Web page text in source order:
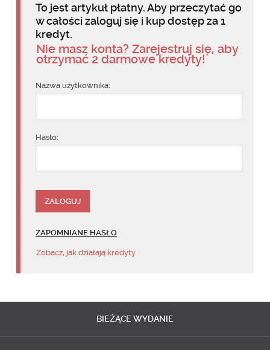
To jest artykuł płatny. Aby przeczytać go
w całości zaloguj się i kup dostęp za 1
kredyt.
Nie masz konta? Zarejestruj się, aby
otrzymać 2 darmowe kredyty!
Nazwa użytkownika:
Hasło:
ZAPOMNIANE HASŁO
Zobacz, jak działają kredyty
BIEŻĄCE WYDANIE